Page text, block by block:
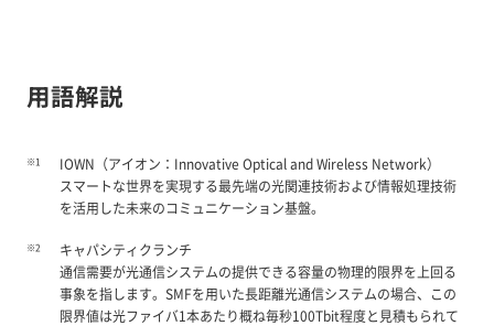
用語解説
※1
IOWN（アイオン：Innovative Optical and Wireless Network）
スマートな世界を実現する最先端の光関連技術および情報処理技術
を活用した未来のコミュニケーション基盤。
※2
キャパシティクランチ
通信需要が光通信システムの提供できる容量の物理的限界を上回る
事象を指します。SMFを用いた長距離光通信システムの場合、この
限界値は光ファイバ1本あたり概ね毎秒100Tbit程度と見積もられて